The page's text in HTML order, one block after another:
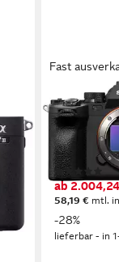
Fast
SONY
A7 IV
33 MP
4K Ultra HD
(4)
ab
58,19 € mtl.
-28%
lieferbar - in